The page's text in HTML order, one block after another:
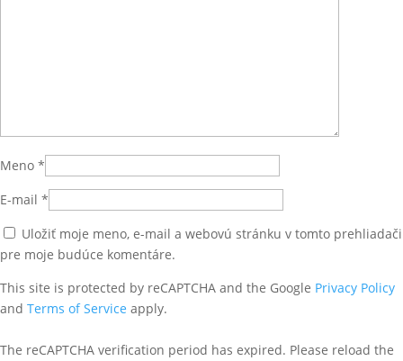
Meno *
E-mail *
Uložiť moje meno, e-mail a webovú stránku v tomto prehliadači
pre moje budúce komentáre.
This site is protected by reCAPTCHA and the Google Privacy Policy
and Terms of Service apply.
The reCAPTCHA verification period has expired. Please reload the